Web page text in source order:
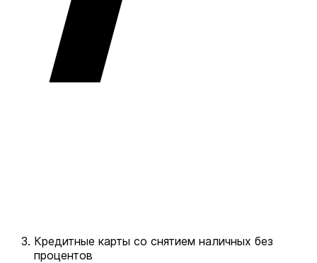
Кредитные карты со снятием наличных без
процентов